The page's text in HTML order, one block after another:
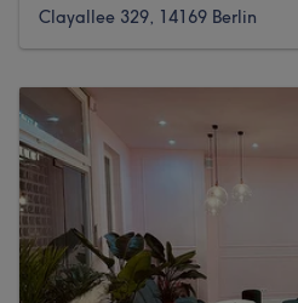
Clayallee 329, 14169 Berlin